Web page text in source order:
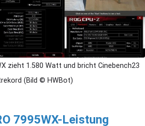
zieht 1.580 Watt und bricht Cinebench23
(Bild © HWBot)
7995WX-Leistung